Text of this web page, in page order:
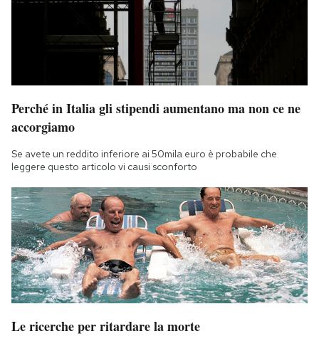
Perché in Italia gli stipendi aumentano ma non ce ne
accorgiamo
Se avete un reddito inferiore ai 50mila euro è probabile che
leggere questo articolo vi causi sconforto
Le ricerche per ritardare la morte